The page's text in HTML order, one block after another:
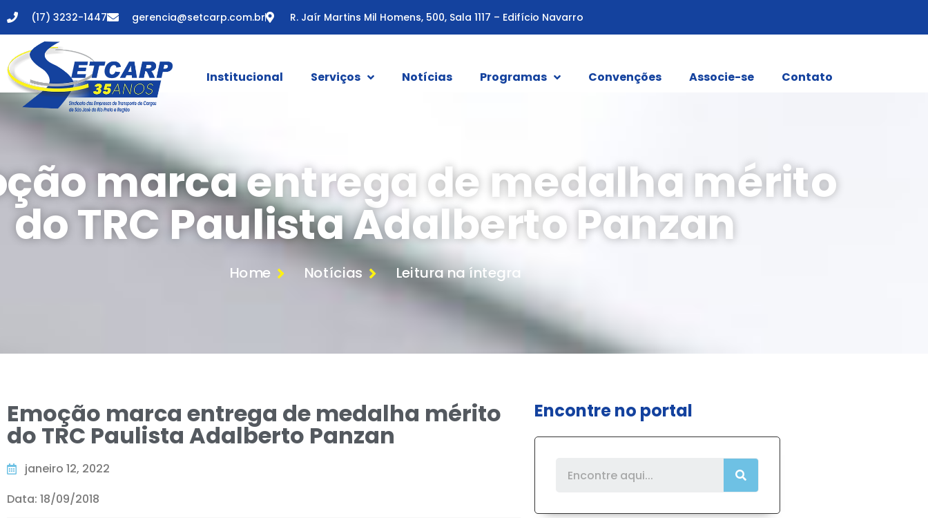
(17) 3232-1447 gerencia@setcarp.com.br R. Jaír Martins Mil Homens, 500, Sala 1117 – Edifício Navarro
Institucional Serviços Notícias Programas Convenções Associe-se Contato
marca entrega de medalha mérito
do TRC Paulista Adalberto Panzan
Home Notícias Leitura na íntegra
Emoção marca entrega de medalha mérito
do TRC Paulista Adalberto Panzan
janeiro 12, 2022
Data: 18/09/2018
Encontre no portal